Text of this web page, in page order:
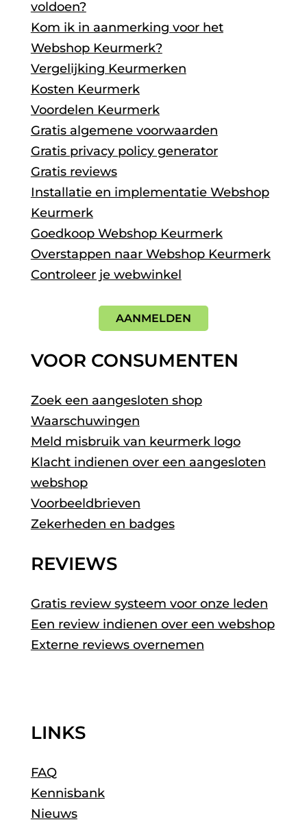
voldoen?
Kom ik in aanmerking voor het
Webshop Keurmerk?
Vergelijking Keurmerken
Kosten Keurmerk
Voordelen Keurmerk
Gratis algemene voorwaarden
Gratis privacy policy generator
Gratis reviews
Installatie en implementatie Webshop
Keurmerk
Goedkoop Webshop Keurmerk
Overstappen naar Webshop Keurmerk
Controleer je webwinkel
AANMELDEN
VOOR CONSUMENTEN
Zoek een aangesloten shop
Waarschuwingen
Meld misbruik van keurmerk logo
Klacht indienen over een aangesloten
webshop
Voorbeeldbrieven
Zekerheden en badges
REVIEWS
Gratis review systeem voor onze leden
Een review indienen over een webshop
Externe reviews overnemen
LINKS
FAQ
Kennisbank
Nieuws